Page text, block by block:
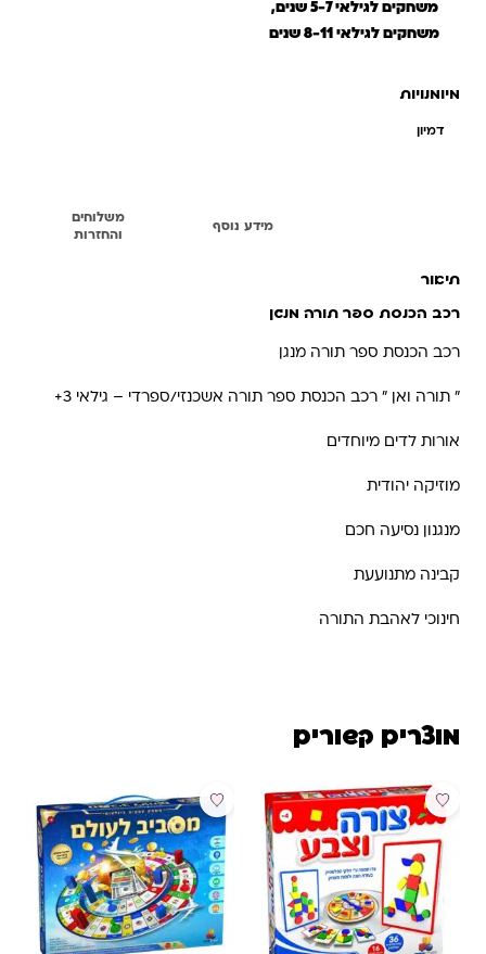
משחקים לגילאי 5-7 שנים,
משחקים לגילאי 8-11 שנים
מיומנויות
דמיון
מידע נוסף
משלוחים
והחזרות
תיאור
רכב הכנסת ספר תורה מנגן
רכב הכנסת ספר תורה מנגן
" תורה ואן " רכב הכנסת ספר תורה אשכנזי/ספרדי – גילאי 3+
אורות לדים מיוחדים
מוזיקה יהודית
מנגנון נסיעה חכם
קבינה מתנועעת
חינוכי לאהבת התורה
מוצרים קשורים
מבצע